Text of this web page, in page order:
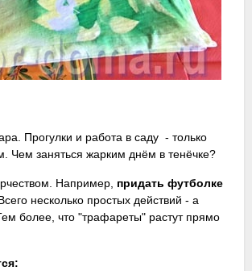
Прогулки и работа в саду - только
Чем заняться жарким днём в тенёчке?
Например, придать футболке
Всего несколько простых действий - а
более, что "трафареты" растут прямо